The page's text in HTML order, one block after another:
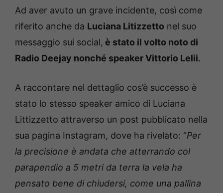
Ad aver avuto un grave incidente, così come
riferito anche da Luciana Litizzetto nel suo
messaggio sui social, è stato il volto noto di
Radio Deejay nonché speaker Vittorio Lelii.
A raccontare nel dettaglio cos’è successo è
stato lo stesso speaker amico di Luciana
Littizzetto attraverso un post pubblicato nella
sua pagina Instagram, dove ha rivelato: “Per
la precisione è andata che atterrando col
parapendio a 5 metri da terra la vela ha
pensato bene di chiudersi, come una pallina